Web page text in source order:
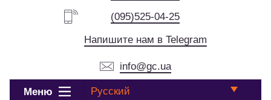
(095)525-04-25
Напишите нам в Telegram
info@gc.ua
Меню Русский